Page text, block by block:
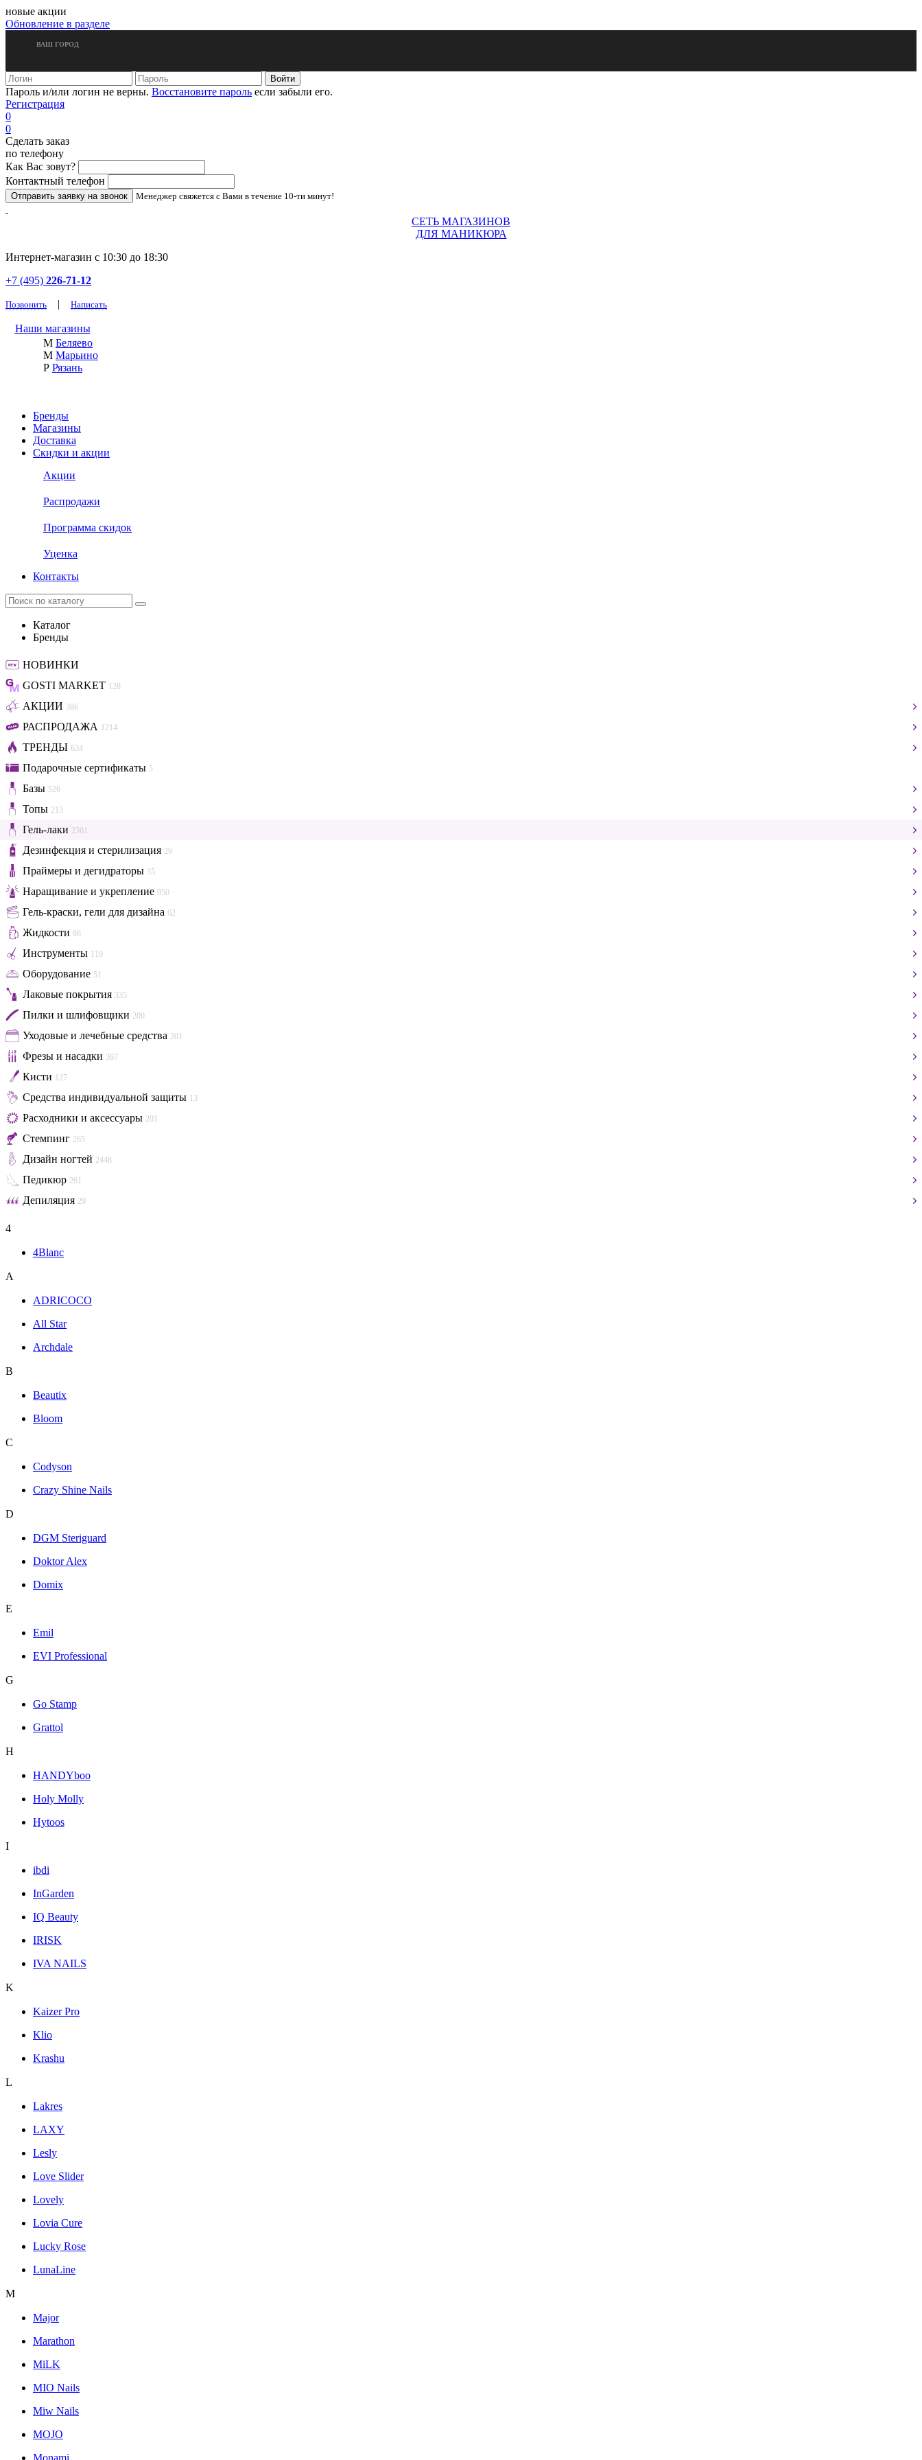
новые акции
Обновление в разделе
ВАШ ГОРОД
Пароль и/или логин не верны. Восстановите пароль если забыли его.
Регистрация
0
0
Сделать заказ
по телефону
Как Вас зовут?
Контактный телефон
Менеджер свяжется с Вами в течение 10-ти минут!
СЕТЬ МАГАЗИНОВ
ДЛЯ МАНИКЮРА
Интернет-магазин с 10:30 до 18:30
+7 (495) 226-71-12
Позвонить | Написать
Наши магазины
М Беляево
М Марьино
Р Рязань
Бренды
Магазины
Доставка
Скидки и акции
Акции
Распродажи
Программа скидок
Уценка
Контакты
Каталог
Бренды
НОВИНКИ
GOSTI MARKET 128
АКЦИИ 386
РАСПРОДАЖА 1214
ТРЕНДЫ 634
Подарочные сертификаты 5
Базы 526
Топы 213
Гель-лаки 2361
Дезинфекция и стерилизация 29
Праймеры и дегидраторы 35
Наращивание и укрепление 950
Гель-краски, гели для дизайна 62
Жидкости 86
Инструменты 119
Оборудование 51
Лаковые покрытия 335
Пилки и шлифовщики 200
Уходовые и лечебные средства 201
Фрезы и насадки 367
Кисти 127
Средства индивидуальной защиты 13
Расходники и аксессуары 201
Стемпинг 265
Дизайн ногтей 2448
Педикюр 261
Депиляция 29
4
4Blanc
A
ADRICOCO
All Star
Archdale
B
Beautix
Bloom
C
Codyson
Crazy Shine Nails
D
DGM Steriguard
Doktor Alex
Domix
E
Emil
EVI Professional
G
Go Stamp
Grattol
H
HANDYboo
Holy Molly
Hytoos
I
ibdi
InGarden
IQ Beauty
IRISK
IVA NAILS
K
Kaizer Pro
Klio
Krashu
L
Lakres
LAXY
Lesly
Love Slider
Lovely
Lovia Cure
Lucky Rose
LunaLine
M
Major
Marathon
MiLK
MIO Nails
Miw Nails
MOJO
Monami